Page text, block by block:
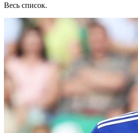
Весь список.